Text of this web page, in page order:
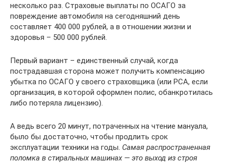
несколько раз. Страховые выплаты по ОСАГО за
повреждение автомобиля на сегодняшний день
составляет 400 000 рублей, а в отношении жизни и
здоровья – 500 000 рублей.
Первый вариант – единственный случай, когда
пострадавшая сторона может получить компенсацию
убытка по ОСАГО у своего страховщика (или РСА, если
организация, в которой оформлен полис, обанкротилась
либо потеряла лицензию).
А ведь всего 20 минут, потраченных на чтение мануала,
было бы достаточно, чтобы продлить срок
эксплуатации техники на годы. Самая распространенная
поломка в стиральных машинах — это выход из строя